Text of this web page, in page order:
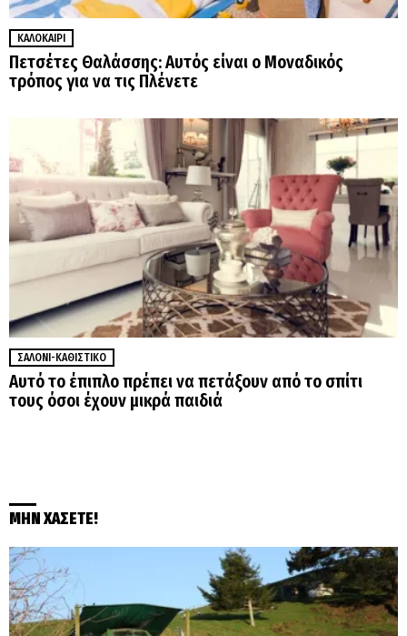
ΚΑΛΟΚΑΊΡΙ
Πετσέτες Θαλάσσης: Αυτός είναι ο Μοναδικός
τρόπος για να τις Πλένετε
ΣΑΛΌΝΙ-ΚΑΘΙΣΤΙΚΌ
Αυτό το έπιπλο πρέπει να πετάξουν από το σπίτι
τους όσοι έχουν μικρά παιδιά
ΜΗΝ ΧΑΣΕΤΕ!